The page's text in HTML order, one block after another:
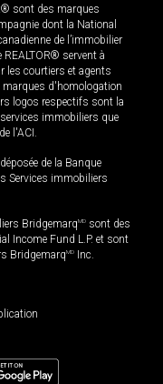
sont des marques
dont la National
de l’immobilier
servent à
les courtiers et agents
marques d'homologation
logos respectifs sont la
immobiliers que
l'ACI.
de la Banque
Services immobiliers
BridgemarqMD sont des
Income Fund L.P. et sont
BridgemarqMD Inc.